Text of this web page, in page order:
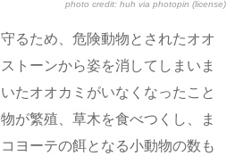
photo credit: huh via photopin (license)
るため、危険動物とされたオオ
トーンから姿を消してしまいま
たオオカミがいなくなったこと
が繁殖、草木を食べつくし、ま
ヨーテの餌となる小動物の数も